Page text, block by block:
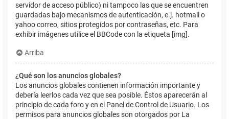
servidor de acceso público) ni tampoco las que se encuentren
guardadas bajo mecanismos de autenticación, e.j. hotmail o
yahoo correo, sitios protegidos por contraseñas, etc. Para
exhibir imágenes utilice el BBCode con la etiqueta [img].
Arriba
¿Qué son los anuncios globales?
Los anuncios globales contienen información importante y
debería leerlos cada vez que sea posible. Éstos aparecerán al
principio de cada foro y en el Panel de Control de Usuario. Los
permisos para anuncios globales son otorgados por La